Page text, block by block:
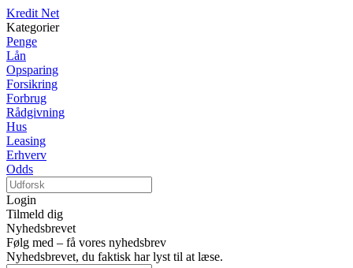
Kredit Net
Kategorier
Penge
Lån
Opsparing
Forsikring
Forbrug
Rådgivning
Hus
Leasing
Erhverv
Odds
Login
Tilmeld dig
Nyhedsbrevet
Følg med – få vores nyhedsbrev
Nyhedsbrevet, du faktisk har lyst til at læse.